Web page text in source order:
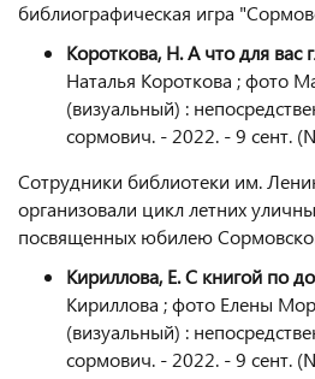
библиографическая игра
Короткова, Н. А что для вас
Наталья Короткова ; фото
(визуальный) :
сормович. - 2022. - 9 сент.
Сотрудники библиотеки им.
организовали цикл летних
посвященных юбилею
Кириллова, Е. С книгой по
Кириллова ; фото Елены
(визуальный) :
сормович. - 2022. - 9 сент.